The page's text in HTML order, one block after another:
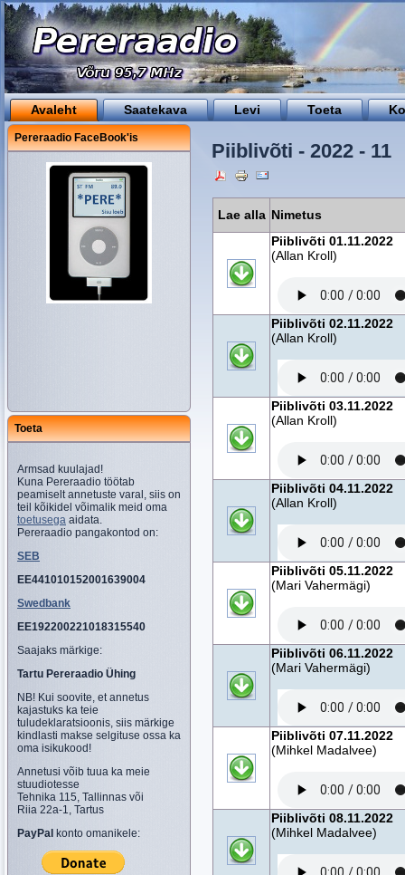
Avaleht Saatekava Levi Toeta
Pereraadio FaceBook'is
Toeta
Armsad kuulajad!
Kuna Pereraadio töötab
peamiselt annetuste varal, siis on
teil kõikidel võimalik meid oma
toetusega aidata.
Pereraadio pangakontod on:
SEB
EE441010152001639004
Swedbank
EE192200221018315540
Saajaks märkige:
Tartu Pereraadio Ühing
NB! Kui soovite, et annetus
kajastuks ka teie
tuludeklaratsioonis, siis märkige
kindlasti makse selgituse ossa ka
oma isikukood!
Annetusi võib tuua ka meie
stuudiotesse
Tehnika 115, Tallinnas või
Riia 22a-1, Tartus
PayPal konto omanikele:
Piiblivõti - 2022 - 11
Lae alla Nimetus
Piiblivõti 01.11.2022
(Allan Kroll)
Piiblivõti 02.11.2022
(Allan Kroll)
Piiblivõti 03.11.2022
(Allan Kroll)
Piiblivõti 04.11.2022
(Allan Kroll)
Piiblivõti 05.11.2022
(Mari Vahermägi)
Piiblivõti 06.11.2022
(Mari Vahermägi)
Piiblivõti 07.11.2022
(Mihkel Madalvee)
Piiblivõti 08.11.2022
(Mihkel Madalvee)